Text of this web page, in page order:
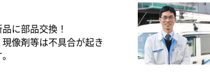
に部品交換！
像剤等は不具合が起き